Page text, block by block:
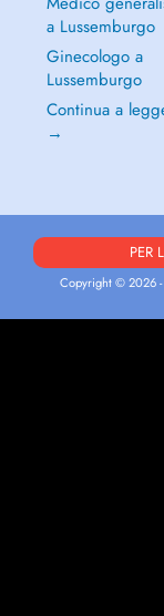
a Lussemburgo
Ginecologo a
Lussemburgo
Continua a
→
PER
Copyright © 2026 -